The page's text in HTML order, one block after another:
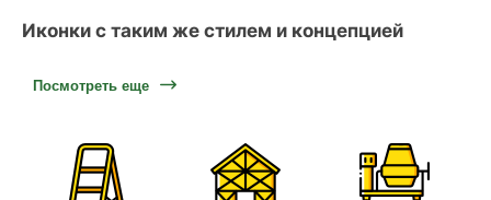
Иконки с таким же стилем и концепцией
Посмотреть еще